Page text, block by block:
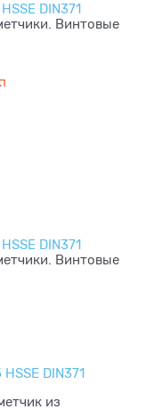
DIN371
Винтовые
DIN371
Винтовые
DIN371
из